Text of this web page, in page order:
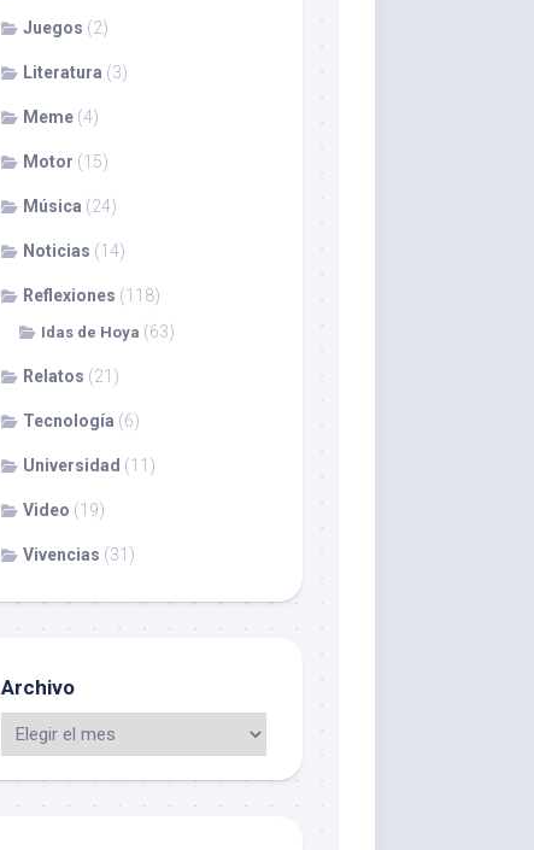
Juegos (2)
Literatura (3)
Meme (4)
Motor (15)
Música (24)
Noticias (14)
Reflexiones (118)
Idas de Hoya (63)
Relatos (21)
Tecnología (6)
Universidad (11)
Video (19)
Vivencias (31)
Archivo